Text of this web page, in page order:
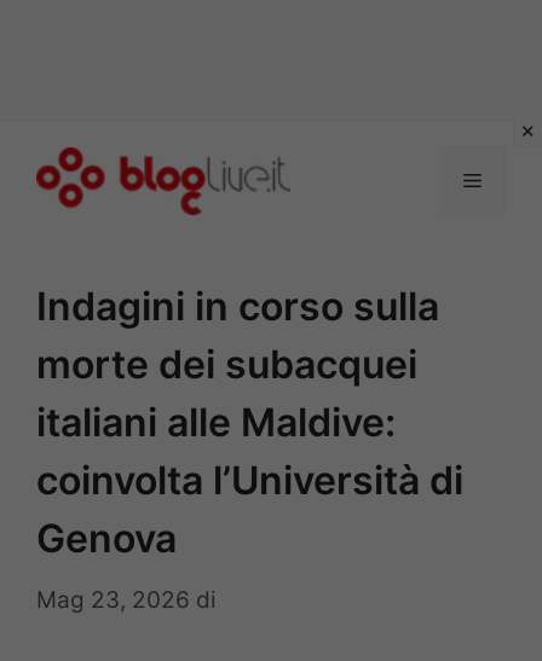
Menu
Indagini in corso sulla
morte dei subacquei
italiani alle Maldive:
coinvolta l’Università di
Genova
Mag 23, 2026 di